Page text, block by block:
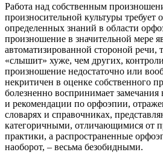
Работа над собственным
произносительной культуры требует
определенных знаний в области
произношение в значительной мере
автоматизированной стороной речи,
«слышит» хуже, чем других,
произношение недостаточно или
некритичен в оценке собственного
болезненно воспринимает замечания
и рекомендации по орфоэпии,
словарях и справочниках,
категоричными, отличающимися от
практики, а распространенные
наоборот, – весьма безобидными.